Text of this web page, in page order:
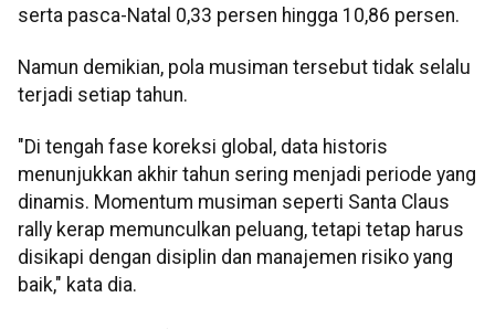
serta pasca-Natal 0,33 persen hingga 10,86 persen.
Namun demikian, pola musiman tersebut tidak selalu
terjadi setiap tahun.
"Di tengah fase koreksi global, data historis
menunjukkan akhir tahun sering menjadi periode yang
dinamis. Momentum musiman seperti Santa Claus
rally kerap memunculkan peluang, tetapi tetap harus
disikapi dengan disiplin dan manajemen risiko yang
baik," kata dia.